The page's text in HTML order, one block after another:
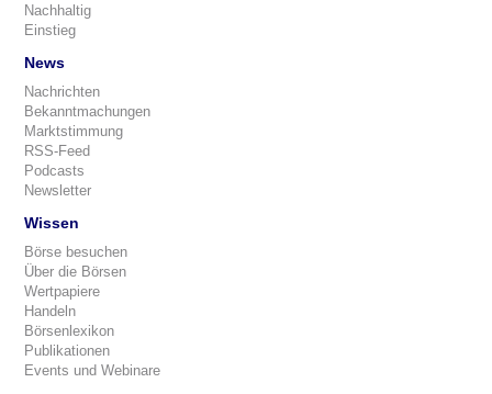
Nachhaltig
Einstieg
News
Nachrichten
Bekanntmachungen
Marktstimmung
RSS-Feed
Podcasts
Newsletter
Wissen
Börse besuchen
Über die Börsen
Wertpapiere
Handeln
Börsenlexikon
Publikationen
Events und Webinare